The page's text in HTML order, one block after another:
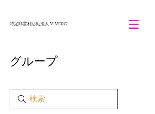
特定非営利活動法人 VIVERO
グループ